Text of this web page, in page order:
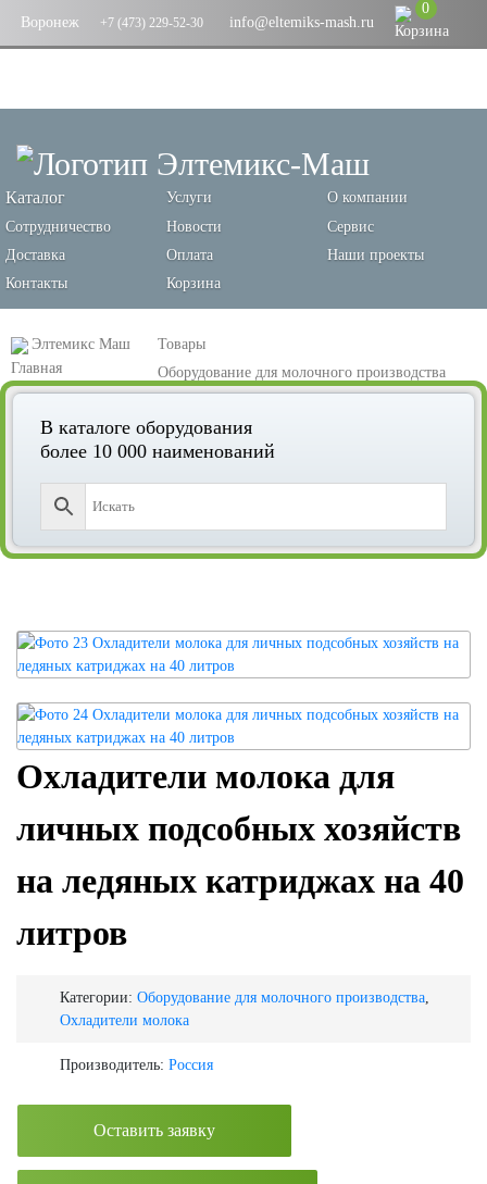
Воронеж +7 (473) 229-52-30 info@eltemiks-mash.ru
0
Каталог Услуги
О компании
Сотрудничество
Новости
Сервис
Доставка
Оплата
Наши проекты
Контакты
Корзина
Элтемикс Маш
Товары
Оборудование для молочного производства
Охладители молока
Охладители молока для личных подсобных хозяйств на ледяных
катриджах на 40 литров
В каталоге оборудования
более 10 000 наименований
Охладители молока для
личных подсобных хозяйств
на ледяных катриджах на 40
литров
Категории: Оборудование для молочного производства
Охладители молока
Производитель: Россия
Оставить заявку